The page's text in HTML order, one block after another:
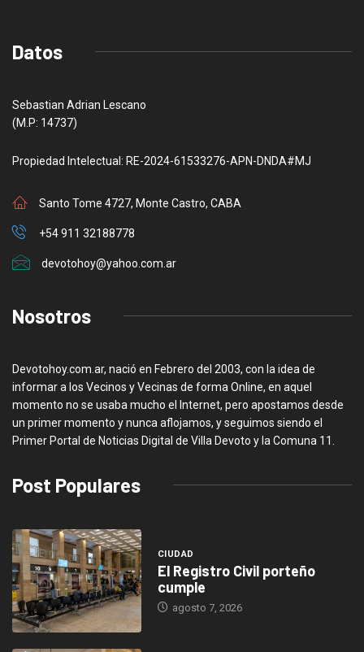
Datos
Sebastian Adrian Lescano
(M.P: 14737)
Propiedad Intelectual: RE-2024-61533276-APN-DNDA#MJ
Santo Tome 4727, Monte Castro, CABA
+54 911 32188778
devotohoy@yahoo.com.ar
Nosotros
Devotohoy.com.ar, nació en Febrero del 2003, con la idea de
informar a los Vecinos y Vecinas de forma Online, en aquel
momento no se usaba mucho el Internet, pero apostamos desde
un primer momento y nunca aflojamos, y seguimos siendo el
Primer Portal de Noticias Digital de Villa Devoto y la Comuna 11.
Post Populares
CIUDAD
El Registro Civil porteño
cumple
agosto 7, 2026